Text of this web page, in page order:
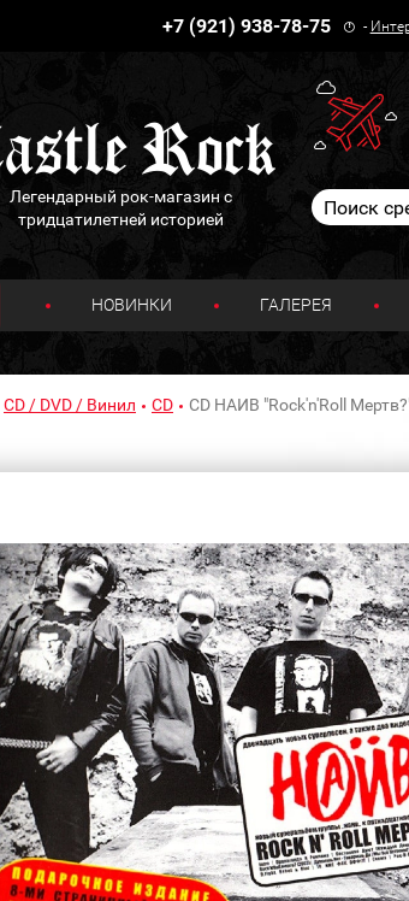
+7 (921) 938-78-75 -
Легендарный рок-магазин с
тридцатилетней историей
НОВИНКИ ГАЛЕРЕЯ
CD / DVD / Винил CD CD НАИВ "Rock'n'Roll